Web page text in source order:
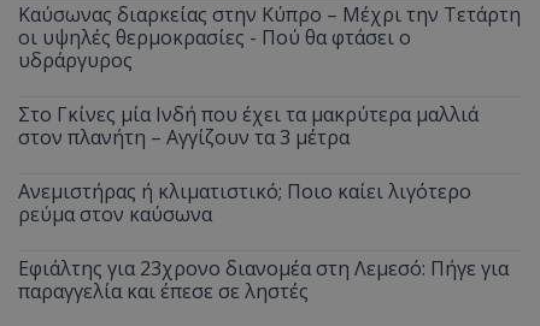
Καύσωνας διαρκείας στην Κύπρο – Μέχρι την Τετάρτη
οι υψηλές θερμοκρασίες - Πού θα φτάσει ο
υδράργυρος
Στο Γκίνες μία Ινδή που έχει τα μακρύτερα μαλλιά
στον πλανήτη – Αγγίζουν τα 3 μέτρα
Ανεμιστήρας ή κλιματιστικό; Ποιο καίει λιγότερο
ρεύμα στον καύσωνα
Εφιάλτης για 23χρονο διανομέα στη Λεμεσό: Πήγε για
παραγγελία και έπεσε σε ληστές